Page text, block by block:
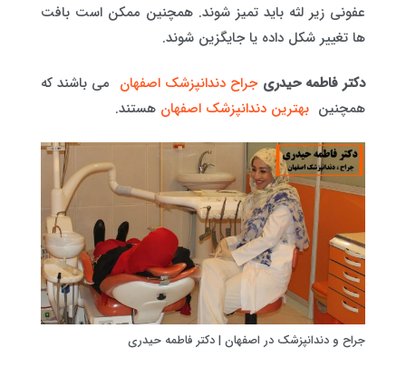
عفونی زیر لثه باید تمیز شوند. همچنین ممکن است بافت
ها تغییر شکل داده یا جایگزین شوند.
دکتر فاطمه حیدری جراح دندانپزشک اصفهان می باشند که
همچنین بهترین دندانپزشک اصفهان هستند.
جراح و دندانپزشک در اصفهان | دکتر فاطمه حیدری